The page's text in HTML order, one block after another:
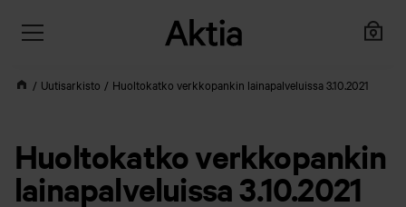
Uutisarkisto Huoltokatko verkkopankin lainapalveluissa 3.10.2021
Huoltokatko verkkopankin
lainapalveluissa 3.10.2021